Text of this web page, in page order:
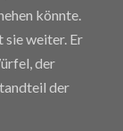
könnte.
weiter. Er
der
der